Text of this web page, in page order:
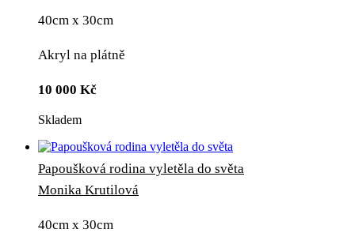
40cm x 30cm
Akryl na plátně
10 000 Kč
Skladem
Papoušková rodina vyletěla do světa
Monika Krutilová
40cm x 30cm